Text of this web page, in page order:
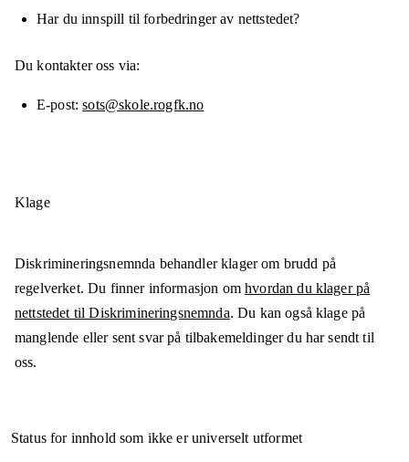
Har du innspill til forbedringer av nettstedet?
Du kontakter oss via:
E-post sots@skole.rogfk.no
Klage
Diskrimineringsnemnda behandler klager om brudd på
regelverket. Du finner informasjon omhvordan du klager på
nettstedet til Diskrimineringsnemnda. Du kan også klage på
manglende eller sent svar på tilbakemeldinger du har sendt til
oss.
Status for innhold som ikke er universelt utformet